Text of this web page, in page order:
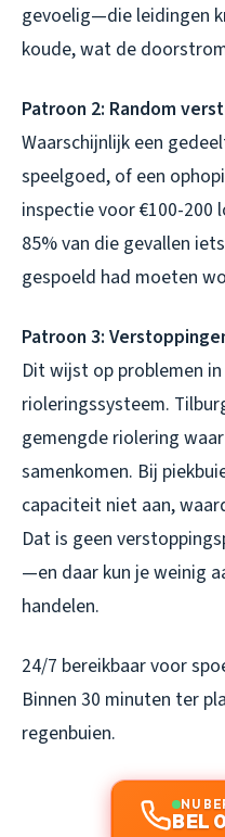
gevoelig—die leidingen
koude, wat de
Patroon 2: Random
Waarschijnlijk een
speelgoed, of een
inspectie voor €100-200
85% van die gevallen
gespoeld had moeten
Patroon 3:
Dit wijst op problemen
rioleringssysteem.
gemengde riolering
samenkomen. Bij
capaciteit niet aan,
Dat is geen
—en daar kun je weinig
handelen.
24/7 bereikbaar voor
Binnen 30 minuten ter
regenbuien.
NU
BEL